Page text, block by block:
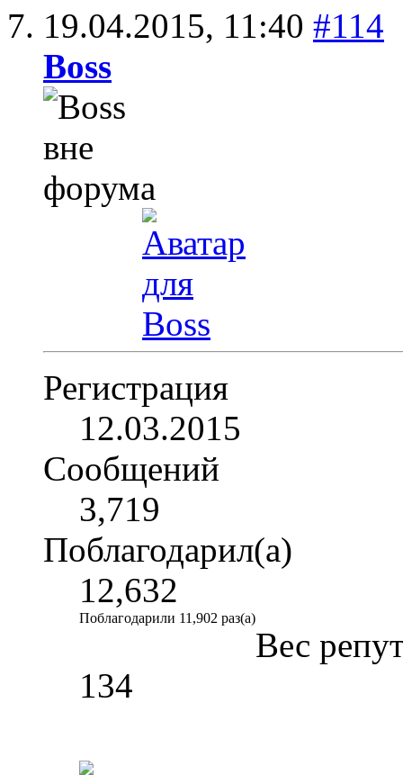
19.04.2015, 11:40 #114
Boss
Регистрация
12.03.2015
Сообщений
3,719
Поблагодарил(а)
12,632
Поблагодарили 11,902 раз(а)
Вес
134